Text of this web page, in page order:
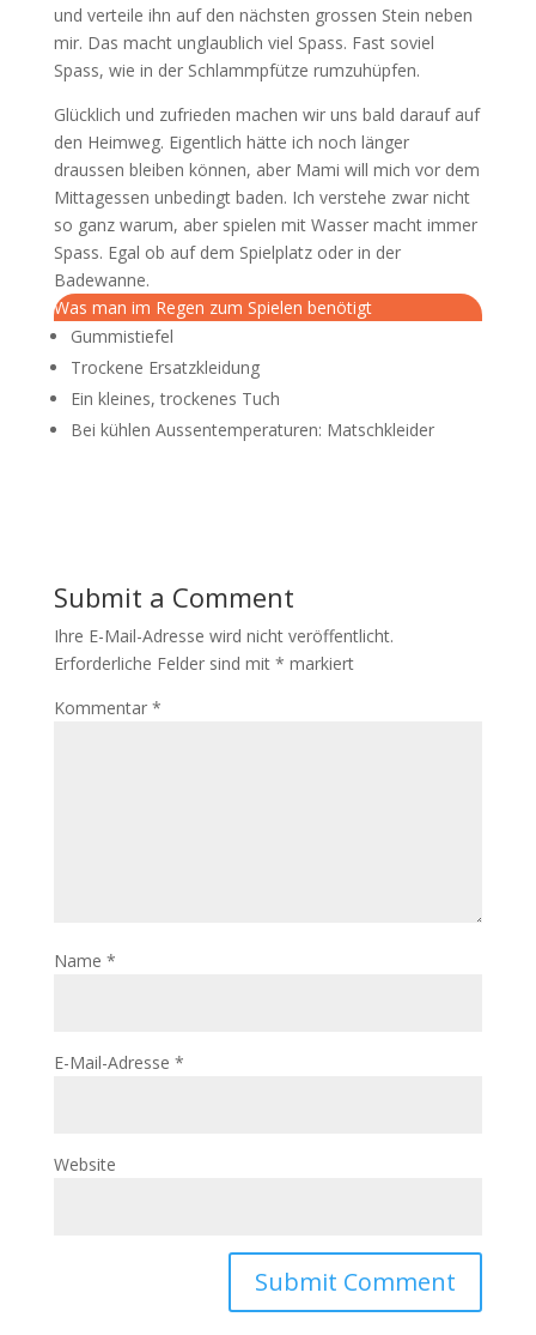
und verteile ihn auf den nächsten grossen Stein neben
mir. Das macht unglaublich viel Spass. Fast soviel
Spass, wie in der Schlammpfütze rumzuhüpfen.
Glücklich und zufrieden machen wir uns bald darauf auf
den Heimweg. Eigentlich hätte ich noch länger
draussen bleiben können, aber Mami will mich vor dem
Mittagessen unbedingt baden. Ich verstehe zwar nicht
so ganz warum, aber spielen mit Wasser macht immer
Spass. Egal ob auf dem Spielplatz oder in der
Badewanne.
Was man im Regen zum Spielen benötigt
Gummistiefel
Trockene Ersatzkleidung
Ein kleines, trockenes Tuch
Bei kühlen Aussentemperaturen: Matschkleider
Submit a Comment
Ihre E-Mail-Adresse wird nicht veröffentlicht.
Erforderliche Felder sind mit * markiert
Kommentar *
Name *
E-Mail-Adresse *
Website